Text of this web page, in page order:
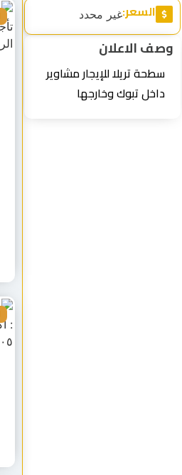
السعر:غير محدد
وصف الاعلان
سطحة تريلا للإيجار مشاوير
داخل تبوك وخارجها